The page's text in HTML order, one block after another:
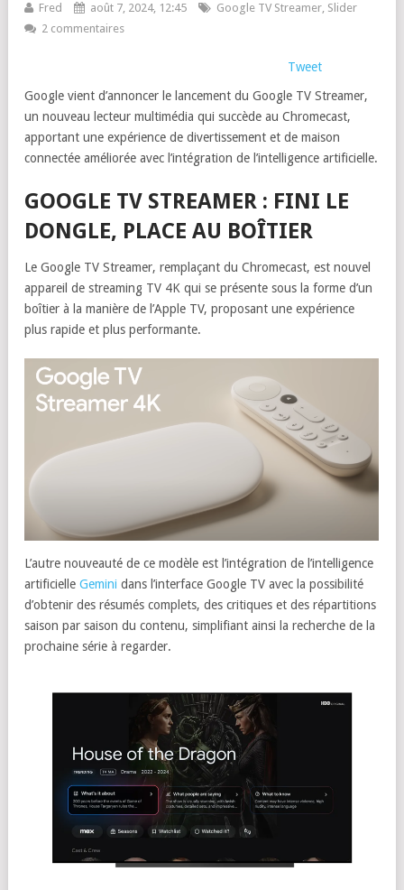
Fred août 7, 2024, 12:45 Google TV Streamer, Slider
2 commentaires
Tweet
Google vient d’annoncer le lancement du Google TV Streamer,
un nouveau lecteur multimédia qui succède au Chromecast,
apportant une expérience de divertissement et de maison
connectée améliorée avec l’intégration de l’intelligence artificielle.
GOOGLE TV STREAMER : FINI LE
DONGLE, PLACE AU BOÎTIER
Le Google TV Streamer, remplaçant du Chromecast, est nouvel
appareil de streaming TV 4K qui se présente sous la forme d’un
boîtier à la manière de l’Apple TV, proposant une expérience
plus rapide et plus performante.
L’autre nouveauté de ce modèle est l’intégration de l’intelligence
artificielle Gemini dans l’interface Google TV avec la possibilité
d’obtenir des résumés complets, des critiques et des répartitions
saison par saison du contenu, simplifiant ainsi la recherche de la
prochaine série à regarder.